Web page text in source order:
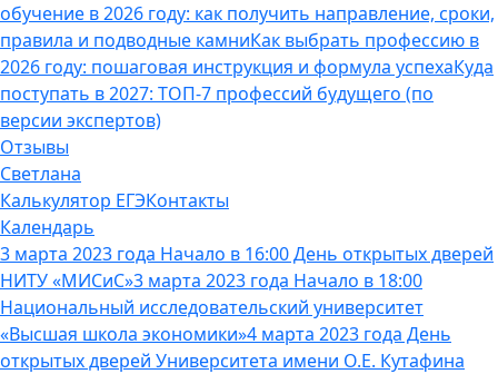
обучение в 2026 году: как получить направление, сроки,
правила и подводные камниКак выбрать профессию в
2026 году: пошаговая инструкция и формула успехаКуда
поступать в 2027: ТОП-7 профессий будущего (по
версии экспертов)
Отзывы
Светлана
Калькулятор ЕГЭКонтакты
Календарь
3 марта 2023 года Начало в 16:00 День открытых дверей
НИТУ «МИСиС»3 марта 2023 года Начало в 18:00
Национальный исследовательский университет
«Высшая школа экономики»4 марта 2023 года День
открытых дверей Университета имени О.Е. Кутафина